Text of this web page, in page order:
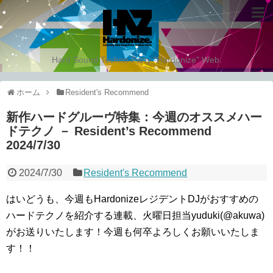
Hard Sound Techno Party "Hardonize" Web.
ホーム Resident's Recommend
新作ハードグルーヴ特集：今週のオススメハー
ドテクノ － Resident’s Recommend
2024/7/30
2024/7/30 Resident's Recommend
はいどうも、今週もHardonizeレジデントDJがおすすめの
ハードテクノを紹介する連載、火曜日担当yuduki(@akuwa)
がお送りいたします！今週も何卒よろしくお願いいたしま
す！！